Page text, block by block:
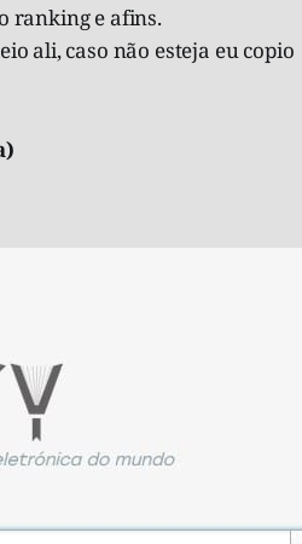
ranking e afins.
ali, caso não esteja eu copio